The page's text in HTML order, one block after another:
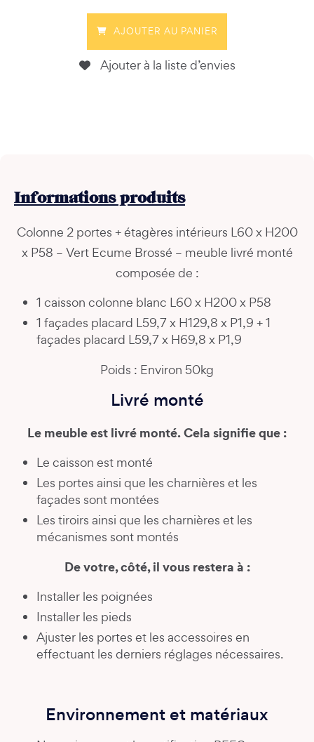
AJOUTER AU PANIER
Ajouter à la liste d’envies
Informationsproduits
Colonne 2 portes + étagères intérieurs L60 x H200
x P58 – Vert Ecume Brossé – meuble livré monté
composée de :
1 caisson colonne blanc L60 x H200 x P58
1 façades placard L59,7 x H129,8 x P1,9 + 1
façades placard L59,7 x H69,8 x P1,9
Poids : Environ 50kg
Livré monté
Le meuble est livré monté. Cela signifie que :
Le caisson est monté
Les portes ainsi que les charnières et les
façades sont montées
Les tiroirs ainsi que les charnières et les
mécanismes sont montés
De votre, côté, il vous restera à :
Installer les poignées
Installer les pieds
Ajuster les portes et les accessoires en
effectuant les derniers réglages nécessaires.
Environnement et matériaux